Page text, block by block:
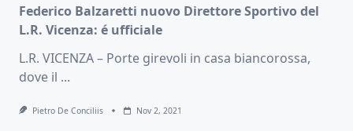
Federico Balzaretti nuovo Direttore Sportivo del
L.R. Vicenza: é ufficiale
L.R. VICENZA – Porte girevoli in casa biancorossa,
dove il ...
Pietro De Conciliis Nov 2, 2021